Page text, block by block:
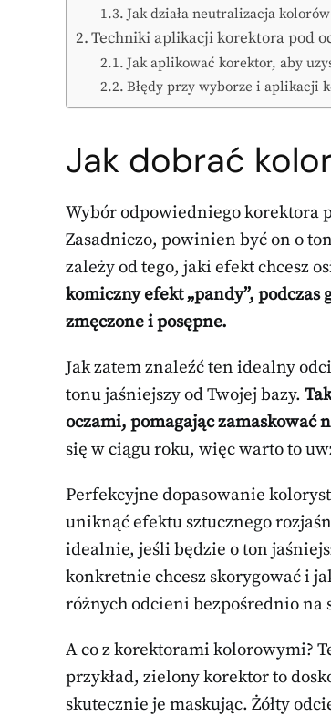
Jak działa neutralizacja
Techniki aplikacji korektora pod
Jak aplikować korektor, aby
Błędy przy wyborze i aplikacji
Jak dobrać
Wybór odpowiedniego korektora
Zasadniczo, powinien być on o
zależy od tego, jaki efekt chcesz
komiczny efekt „pandy”,
zmęczone i posępne.
Jak zatem znaleźć ten idealny
tonu jaśniejszy od Twojej bazy.
oczami, pomagając zamaskować
się w ciągu roku, więc warto to
Perfekcyjne dopasowanie
uniknąć efektu sztucznego
idealnie, jeśli będzie o ton
konkretnie chcesz skorygować i
różnych odcieni bezpośrednio
A co z korektorami kolorowymi?
przykład, zielony korektor to
skutecznie je maskując. Żółty